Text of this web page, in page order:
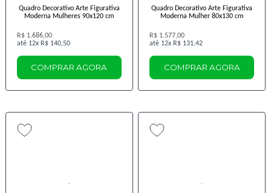
Quadro Decorativo Arte Figurativa
Moderna Mulheres 90x120 cm
R$ 1.686,00
12x R$ 140,50
COMPRAR AGORA
Quadro Decorativo Arte Figurativa
Moderna Mulher 80x130 cm
R$ 1.577,00
12x R$ 131,42
COMPRAR AGORA